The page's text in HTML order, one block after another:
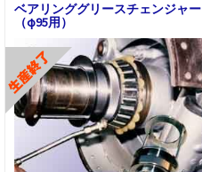
ベアリンググリースチェンジャー
（φ95用）